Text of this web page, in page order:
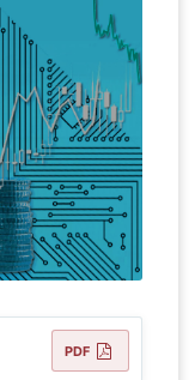
PDF